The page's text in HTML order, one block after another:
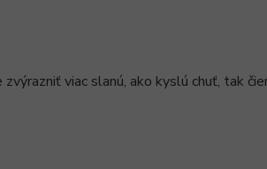
viac slanú, ako kyslú chuť, tak